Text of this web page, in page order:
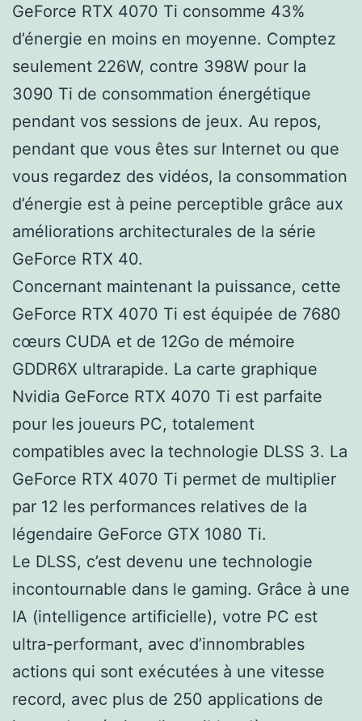
GeForce RTX 4070 Ti consomme 43%
d’énergie en moins en moyenne. Comptez
seulement 226W, contre 398W pour la
3090 Ti de consommation énergétique
pendant vos sessions de jeux. Au repos,
pendant que vous êtes sur Internet ou que
vous regardez des vidéos, la consommation
d’énergie est à peine perceptible grâce aux
améliorations architecturales de la série
GeForce RTX 40.
Concernant maintenant la puissance, cette
GeForce RTX 4070 Ti est équipée de 7680
cœurs CUDA et de 12Go de mémoire
GDDR6X ultrarapide. La carte graphique
Nvidia GeForce RTX 4070 Ti est parfaite
pour les joueurs PC, totalement
compatibles avec la technologie DLSS 3. La
GeForce RTX 4070 Ti permet de multiplier
par 12 les performances relatives de la
légendaire GeForce GTX 1080 Ti.
Le DLSS, c’est devenu une technologie
incontournable dans le gaming. Grâce à une
IA (intelligence artificielle), votre PC est
ultra-performant, avec d’innombrables
actions qui sont exécutées à une vitesse
record, avec plus de 250 applications de